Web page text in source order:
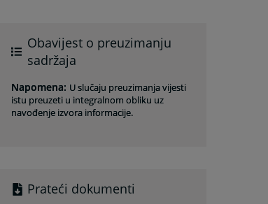
Obavijest o preuzimanju
sadržaja
Napomena: U slučaju preuzimanja vijesti
istu preuzeti u integralnom obliku uz
navođenje izvora informacije.
Prateći dokumenti